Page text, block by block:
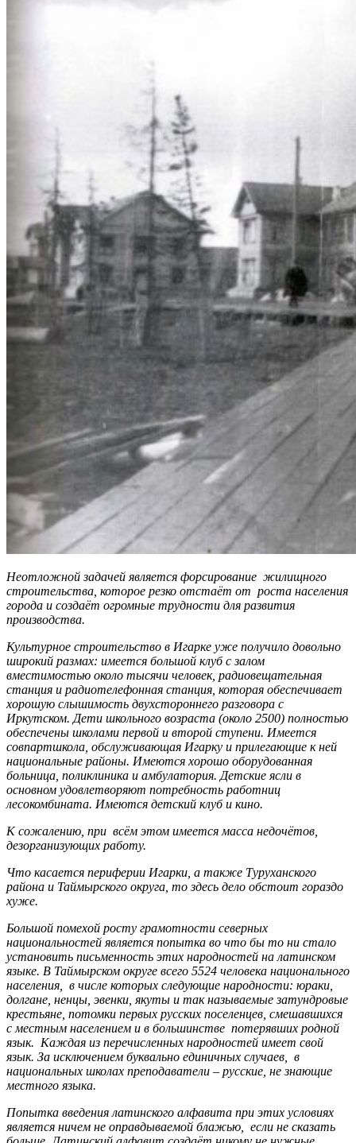
Неотложной задачей является форсирование жилищного
строительства, которое резко отстаёт от роста населения
города и создаёт огромные трудности для развития
производства.
Культурное строительство в Игарке уже получило довольно
широкий размах: имеется большой клуб с залом
вместимостью около тысячи человек, радиовещательная
станция и радиотелефонная станция, которая обеспечивает
хорошую слышимость двухстороннего разговора с
Иркутском. Дети школьного возраста (около 2500) полностью
обеспечены школами первой и второй ступени. Имеется
совпартшкола, обслуживающая Игарку и прилегающие к ней
национальные районы. Имеются хорошо оборудованная
больница, поликлиника и амбулатория. Детские ясли в
основном удовлетворяют потребность работниц
лесокомбината. Имеются детский клуб и кино.
К сожалению, при всём этом имеется масса недочётов,
дезорганизующих работу.
Что касается периферии Игарки, а также Туруханского
района и Таймырского округа, то здесь дело обстоит гораздо
хуже.
Большой помехой росту грамотности северных
национальностей является попытка во что бы то ни стало
установить письменность этих народностей на латинском
языке. В Таймырском округе всего 5524 человека национального
населения, в числе которых следующие народности: юраки,
долгане, ненцы, эвенки, якуты и так называемые затундровые
крестьяне, потомки первых русских поселенцев, смешавшихся
с местным населением и в большинстве потерявших родной
язык. Каждая из перечисленных народностей имеет свой
язык. За исключением буквально единичных случаев, в
национальных школах преподаватели – русские, не знающие
местного языка.
Попытка введения латинского алфавита при этих условиях
является ничем не оправдываемой блажью, если не сказать